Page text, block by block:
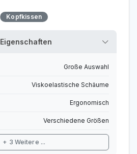
Kopfkissen
Eigenschaften
Große Auswahl
Viskoelastische Schäume
Ergonomisch
Verschiedene Größen
+ 3 Weitere ...